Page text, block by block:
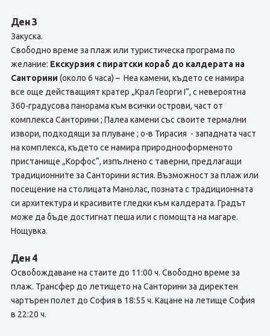
Ден 3
Закуска.
Свободно време за плаж или туристическа програма по
желание: Екскурзия с пиратски кораб до калдерата на
Санторини (около 6 часа) – Неа камени, където се намира
все още действащият кратер „Крал Георги I”, с невероятна
360-градусова панорама към всички острови, част от
комплекса Санторини ; Палеа камени със своите термални
извори, подходящи за плуване ; о-в Тирасия - западната част
на комплекса, където се намира природнооформеното
пристанище „Корфос“, изпълнено с таверни, предлагащи
традиционните за Санторини ястия. Възможност за плаж или
посещение на столицата Манолас, позната с традиционната
си архитектура и красивите гледки към калдерата. Градът
може да бъде достигнат пеша или с помощта на магаре.
Нощувка.
Ден 4
Освобождаване на стаите до 11:00 ч. Свободно време за
плаж. Трансфер до летището на Санторини за директен
чартърен полет до София в 18:55 ч. Кацане на летище София
в 22:20 ч.